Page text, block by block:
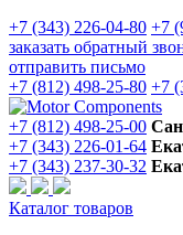
+7 (343) 226-04-80 +7
заказать обратный
отправить письмо
+7 (812) 498-25-80 +7
+7 (812) 498-25-00
+7 (343) 226-01-64
+7 (343) 237-30-32
Каталог товаров